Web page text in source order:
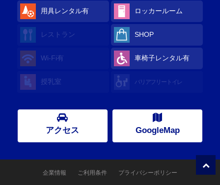
用具レンタル有 ロッカールーム
レストラン SHOP
Wi-Fi有 車椅子レンタル有
授乳室 バリアフリートイレ
アクセス GoogleMap
企業情報 ご利用条件 プライバシーポリシー